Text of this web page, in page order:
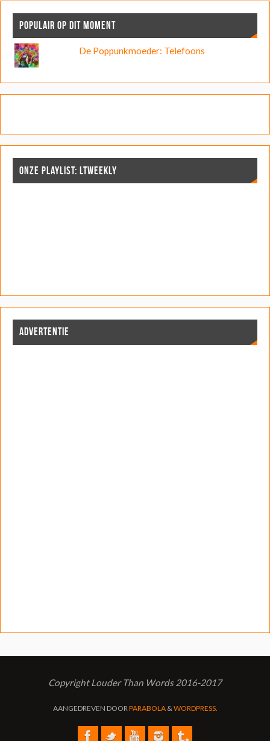
POPULAIR OP DIT MOMENT
De Poppunkmoeder: Telefoons
ONZE PLAYLIST: LTWEEKLY
ADVERTENTIE
Copyright Louder Than Words 2016-2017
AANGEDREVEN DOORPARABOLA&WORDPRESS.